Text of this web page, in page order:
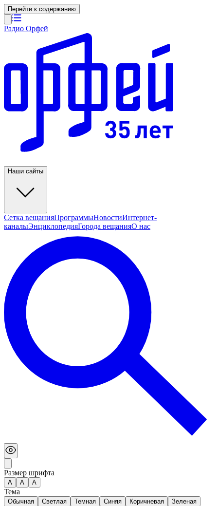
Перейти к содержанию
Радио Орфей
Наши сайты
Сетка вещанияПрограммыНовостиИнтернет-
каналыЭнциклопедияГорода вещанияО нас
Размер шрифта
А A A
Тема
Обычная Светлая Темная Синяя Коричневая Зеленая